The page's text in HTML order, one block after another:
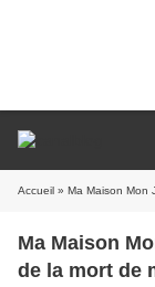
Accueil » Ma Maison Mon
Ma Maison
de la mort de